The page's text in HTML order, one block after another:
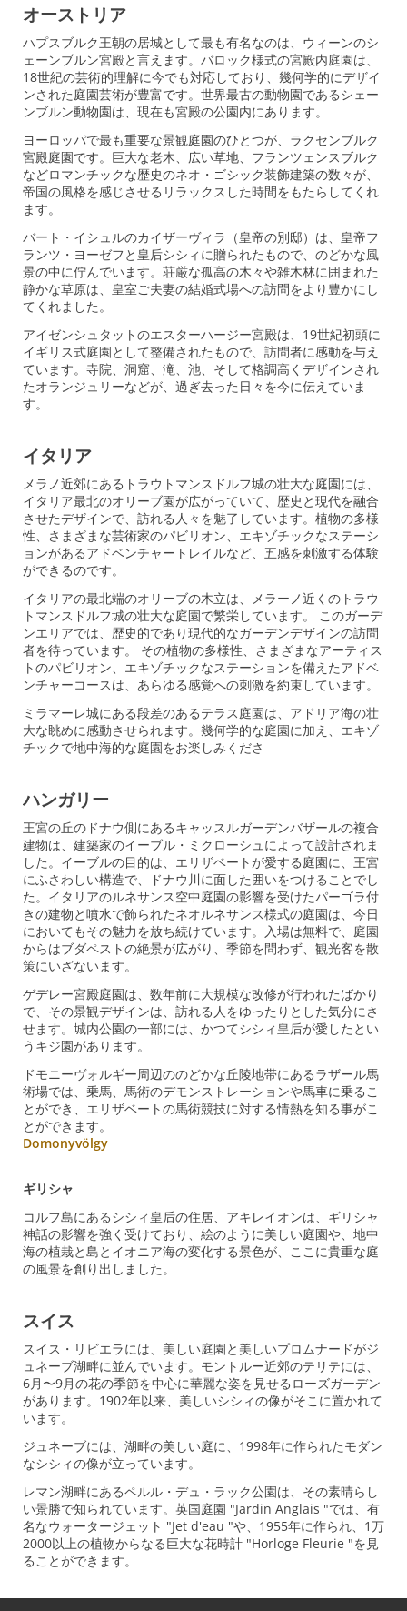
オーストリア
ハプスブルク王朝の居城として最も有名なのは、ウィーンのシ
ェーンブルン宮殿と言えます。バロック様式の宮殿内庭園は、
18世紀の芸術的理解に今でも対応しており、幾何学的にデザイ
ンされた庭園芸術が豊富です。世界最古の動物園であるシェー
ンブルン動物園は、現在も宮殿の公園内にあります。
ヨーロッパで最も重要な景観庭園のひとつが、ラクセンブルク
宮殿庭園です。巨大な老木、広い草地、フランツェンスブルク
などロマンチックな歴史のネオ・ゴシック装飾建築の数々が、
帝国の風格を感じさせるリラックスした時間をもたらしてくれ
ます。
バート・イシュルのカイザーヴィラ（皇帝の別邸）は、皇帝フ
ランツ・ヨーゼフと皇后シシィに贈られたもので、のどかな風
景の中に佇んでいます。荘厳な孤高の木々や雑木林に囲まれた
静かな草原は、皇室ご夫妻の結婚式場への訪問をより豊かにし
てくれました。
アイゼンシュタットのエスターハージー宮殿は、19世紀初頭に
イギリス式庭園として整備されたもので、訪問者に感動を与え
ています。寺院、洞窟、滝、池、そして格調高くデザインされ
たオランジュリーなどが、過ぎ去った日々を今に伝えていま
す。
イタリア
メラノ近郊にあるトラウトマンスドルフ城の壮大な庭園には、
イタリア最北のオリーブ園が広がっていて、歴史と現代を融合
させたデザインで、訪れる人々を魅了しています。植物の多様
性、さまざまな芸術家のパビリオン、エキゾチックなステーシ
ョンがあるアドベンチャートレイルなど、五感を刺激する体験
ができるのです。
イタリアの最北端のオリーブの木立は、メラーノ近くのトラウ
トマンスドルフ城の壮大な庭園で繁栄しています。 このガーデ
ンエリアでは、歴史的であり現代的なガーデンデザインの訪問
者を待っています。 その植物の多様性、さまざまなアーティス
トのパビリオン、エキゾチックなステーションを備えたアドベ
ンチャーコースは、あらゆる感​​覚への刺激を約束しています。
ミラマーレ城にある段差のあるテラス庭園は、アドリア海の壮
大な眺めに感動させられます。幾何学的な庭園に加え、エキゾ
チックで地中海的な庭園をお楽しみくださ
ハンガリー
王宮の丘のドナウ側にあるキャッスルガーデンバザールの複合
建物は、建築家のイーブル・ミクローシュによって設計されま
した。イーブルの目的は、エリザベートが愛する庭園に、王宮
にふさわしい構造で、ドナウ川に面した囲いをつけることでし
た。イタリアのルネサンス空中庭園の影響を受けたパーゴラ付
きの建物と噴水で飾られたネオルネサンス様式の庭園は、今日
においてもその魅力を放ち続けています。入場は無料で、庭園
からはブダペストの絶景が広がり、季節を問わず、観光客を散
策にいざないます。
ゲデレー宮殿庭園は、数年前に大規模な改修が行われたばかり
で、その景観デザインは、訪れる人をゆったりとした気分にさ
せます。城内公園の一部には、かつてシシィ皇后が愛したとい
うキジ園があります。
ドモニーヴォルギー周辺ののどかな丘陵地帯にあるラザール馬
術場では、乗馬、馬術のデモンストレーションや馬車に乗るこ
とができ、エリザベートの馬術競技に対する情熱を知る事がこ
とができます。
Domonyvölgy
ギリシャ
コルフ島にあるシシィ皇后の住居、アキレイオンは、ギリシャ
神話の影響を強く受けており、絵のように美しい庭園や、地中
海の植栽と島とイオニア海の変化する景色が、ここに貴重な庭
の風景を創り出しました。
スイス
スイス・リビエラには、美しい庭園と美しいプロムナードがジ
ュネーブ湖畔に並んでいます。モントルー近郊のテリテには、
6月〜9月の花の季節を中心に華麗な姿を見せるローズガーデン
があります。1902年以来、美しいシシィの像がそこに置かれて
います。
ジュネーブには、湖畔の美しい庭に、1998年に作られたモダン
なシシィの像が立っています。
レマン湖畔にあるペルル・デュ・ラック公園は、その素晴らし
い景勝で知られています。英国庭園 "Jardin Anglais "では、有
名なウォータージェット "Jet d'eau "や、1955年に作られ、1万
2000以上の植物からなる巨大な花時計 "Horloge Fleurie "を見
ることができます。